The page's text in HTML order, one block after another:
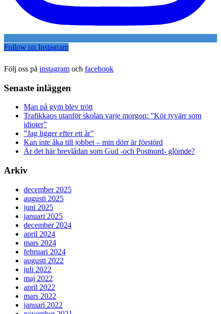
Follow on Instagram
Följ oss på instagram och facebook
Senaste inläggen
Man på gym blev trött
Trafikkaos utanför skolan varje morgon: ”Kör tyvärr som
idioter”
”Jag ligger efter ett år”
Kan inte åka till jobbet – min dörr är förstörd
Är det här brevlådan som Gud -och Postnord- glömde?
Arkiv
december 2025
augusti 2025
juni 2025
januari 2025
december 2024
april 2024
mars 2024
februari 2024
augusti 2022
juli 2022
maj 2022
april 2022
mars 2022
januari 2022